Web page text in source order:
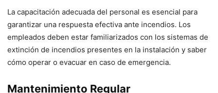
La capacitación adecuada del personal es esencial para
garantizar una respuesta efectiva ante incendios. Los
empleados deben estar familiarizados con los sistemas de
extinción de incendios presentes en la instalación y saber
cómo operar o evacuar en caso de emergencia.
Mantenimiento Regular